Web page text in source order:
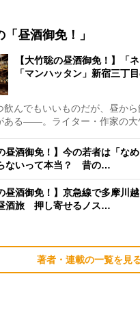
「昼酒御免！」
【大竹聡の昼酒御免！】「
「マンハッタン」新宿三丁
んでもいいものだが、昼から
ある――。ライター・作家の
昼酒御免！】今の若者は「な
ないって本当？ 昔の…
昼酒御免！】京急線で多摩川
酒旅 押し寄せるノス…
著者・連載の一覧を見